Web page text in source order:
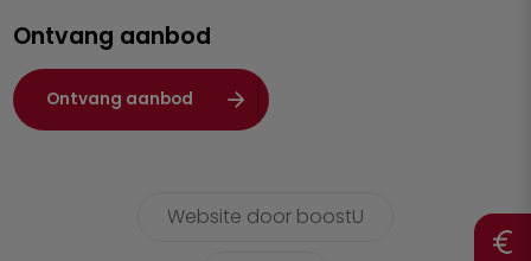
Waasland
Wuustwezel
Zoersel
Ontvang aanbod
Ontvang aanbod
Website door boostU